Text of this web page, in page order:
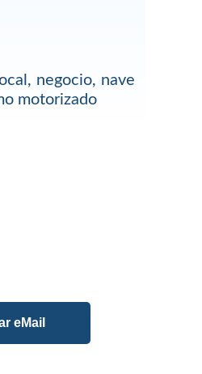
negocio, nave
motorizado
eMail